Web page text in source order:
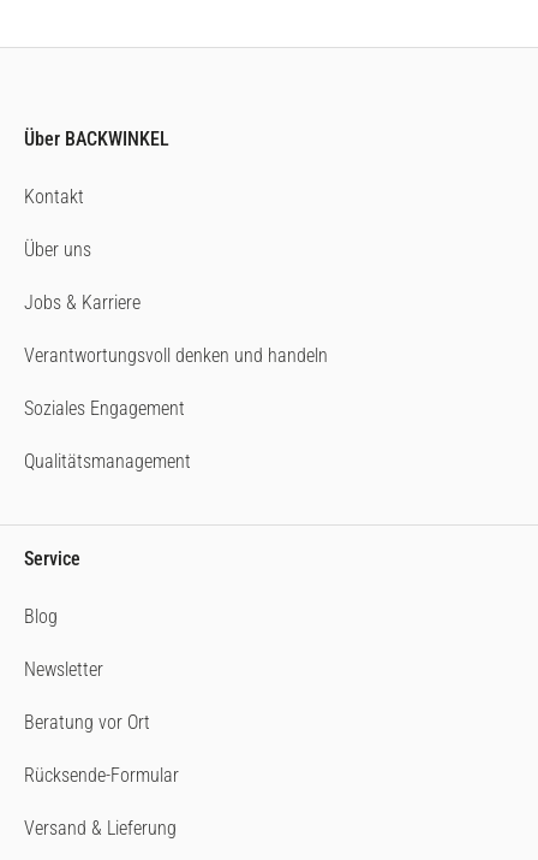
Über BACKWINKEL
Kontakt
Über uns
Jobs & Karriere
Verantwortungsvoll denken und handeln
Soziales Engagement
Qualitätsmanagement
Service
Blog
Newsletter
Beratung vor Ort
Rücksende-Formular
Versand & Lieferung